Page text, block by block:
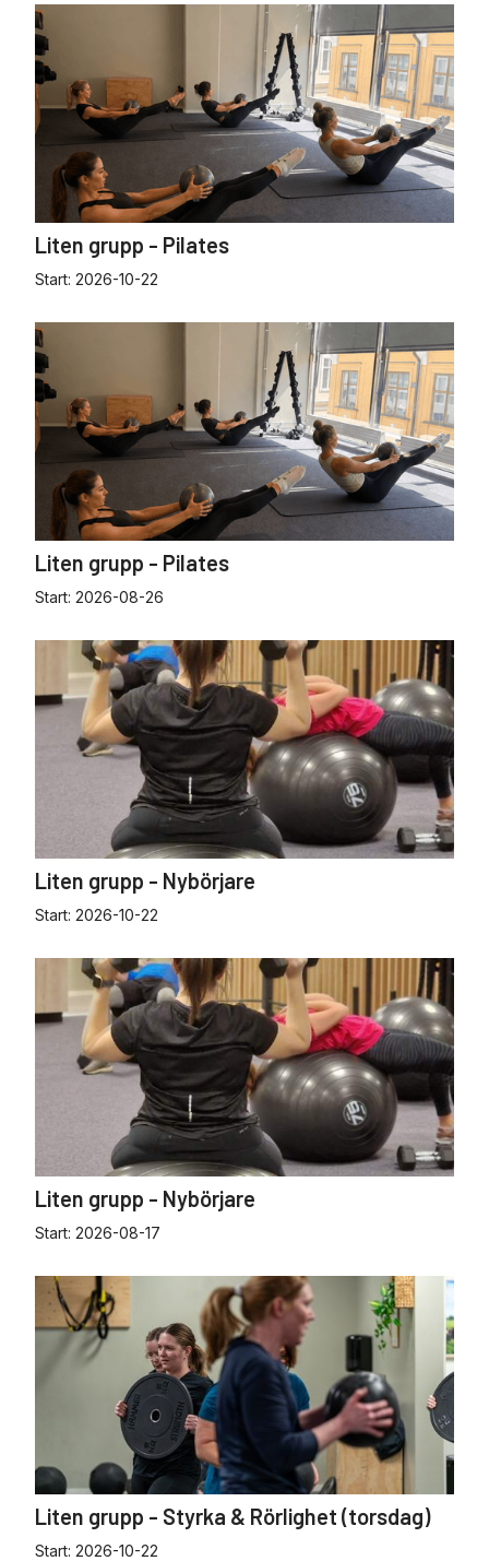
Liten grupp - Pilates
Start: 2026-10-22
Liten grupp - Pilates
Start: 2026-08-26
Liten grupp - Nybörjare
Start: 2026-10-22
Liten grupp - Nybörjare
Start: 2026-08-17
Liten grupp - Styrka & Rörlighet (torsdag)
Start: 2026-10-22